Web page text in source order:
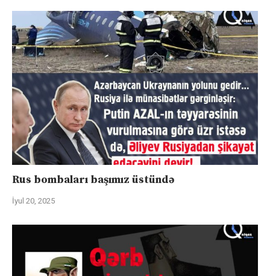
Rus bombaları başımız üstündə
İyul 20, 2025